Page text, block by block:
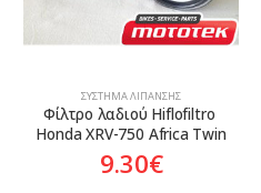
ΣΎΣΤΗΜΑ ΛΊΠΑΝΣΗΣ
Φίλτρο λαδιού Hiflofiltro
Honda XRV-750 Africa Twin
9.30€